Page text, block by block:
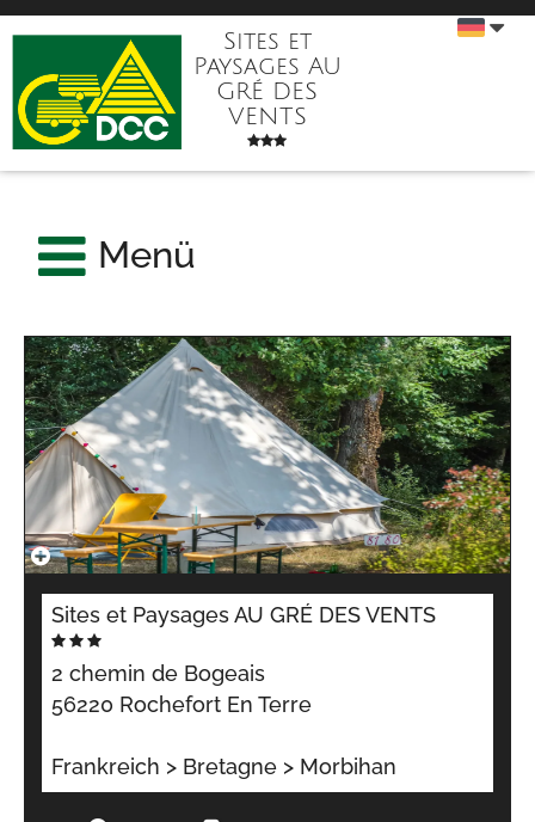
Sites et
Paysages AU
GRÉ DES
VENTS
Menü
Sites et Paysages AU GRÉ DES VENTS
2 chemin de Bogeais
56220 Rochefort En Terre
Frankreich > Bretagne > Morbihan